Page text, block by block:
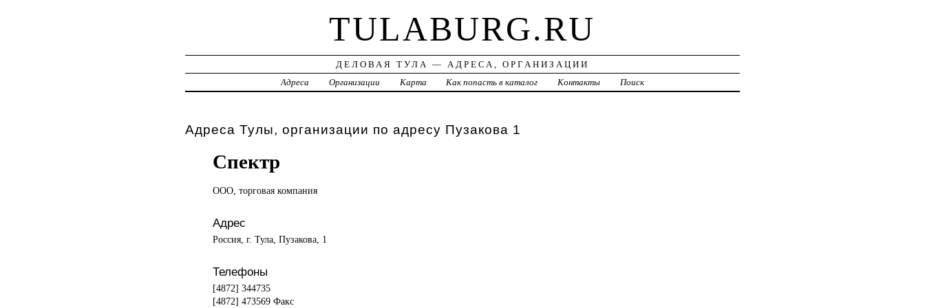
TULABURG.RU
ДЕЛОВАЯ ТУЛА — АДРЕСА, ОРГАНИЗАЦИИ
Адреса
Организации Карта Как попасть в каталог Контакты Поиск
Адреса Тулы, организации по адресу Пузакова 1
Спектр
ООО, торговая компания
Адрес
Россия, г. Тула, Пузакова, 1
Телефоны
[4872] 344735
[4872] 473569 Факс